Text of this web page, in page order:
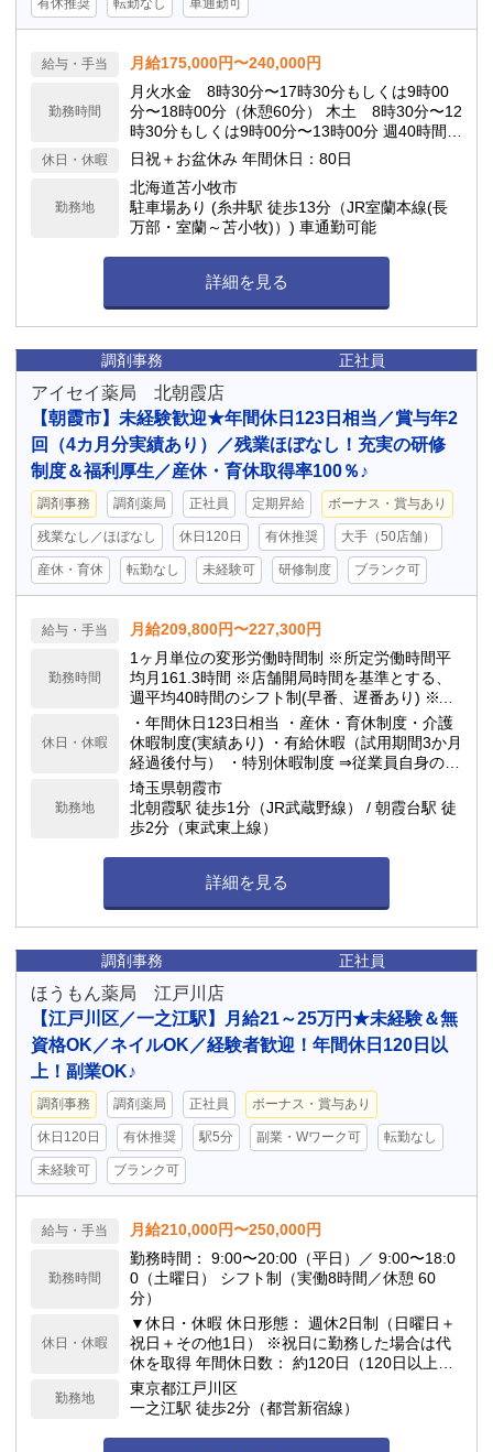
有休推奨 転勤なし 車通勤可
給与・手当 月給175,000円〜240,000円
勤務時間
月火水金 8時30分〜17時30分もしくは9時00
分〜18時00分（休憩60分） 木土 8時30分〜12
時30分もしくは9時00分〜13時00分 週40時間の
シフト制 ※残業：0-1時間程度
休日・休暇 日祝＋お盆休み 年間休日：80日
勤務地
北海道苫小牧市
駐車場あり (糸井駅 徒歩13分（JR室蘭本線(長
万部・室蘭～苫小牧)）) 車通勤可能
詳細を見る
調剤事務 正社員
アイセイ薬局 北朝霞店
【朝霞市】未経験歓迎★年間休日123日相当／賞与年2
回（4カ月分実績あり）／残業ほぼなし！充実の研修
制度＆福利厚生／産休・育休取得率100％♪
調剤事務 調剤薬局 正社員 定期昇給 ボーナス・賞与あり
残業なし／ほぼなし 休日120日 有休推奨 大手（50店舗）
産休・育休 転勤なし 未経験可 研修制度 ブランク可
給与・手当 月給209,800円〜227,300円
勤務時間
1ヶ月単位の変形労働時間制 ※所定労働時間平
均月161.3時間 ※店舗開局時間を基準とする、
週平均40時間のシフト制(早番、遅番あり) ※シ
フト制のため繁忙期以外、殆ど残業はありませ
ん ※日祝勤務の場合は日祝出勤手当3,000円を
支給します
休日・休暇
・年間休日123日相当 ・産休・育休制度・介護
休暇制度(実績あり) ・有給休暇（試用期間3か月
経過後付与） ・特別休暇制度 ⇒従業員自身の結
婚時：5日間 ⇒配偶者の出産時：3日間 ⇒忌引き
休暇：最大7日間
勤務地
埼玉県朝霞市
北朝霞駅 徒歩1分（JR武蔵野線） / 朝霞台駅 徒
歩2分（東武東上線）
詳細を見る
調剤事務 正社員
ほうもん薬局 江戸川店
【江戸川区／一之江駅】月給21～25万円★未経験＆無
資格OK／ネイルOK／経験者歓迎！年間休日120日以
上！副業OK♪
調剤事務 調剤薬局 正社員 ボーナス・賞与あり
休日120日 有休推奨 駅5分 副業・Wワーク可 転勤なし
未経験可 ブランク可
給与・手当 月給210,000円〜250,000円
勤務時間
勤務時間： 9:00〜20:00（平日）／ 9:00〜18:0
0（土曜日） シフト制（実働8時間／休憩 60
分）
休日・休暇
▼休日・休暇 休日形態： 週休2日制（日曜日＋
祝日＋その他1日） ※祝日に勤務した場合は代
休を取得 年間休日数： 約120日（120日以上）
▼長期休暇・特別休暇 有給休暇： 年次有給休暇
（法定通り付与） 年末年始休暇： あり（12/3
1〜1/3 ※医療機関の状況により変更となる場合
あり）
勤務地
東京都江戸川区
一之江駅 徒歩2分（都営新宿線）